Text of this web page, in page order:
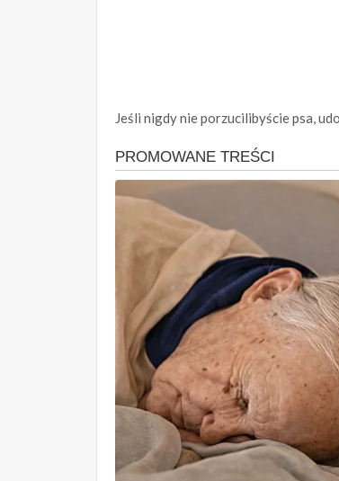
Jeśli nigdy nie porzucilibyście psa,